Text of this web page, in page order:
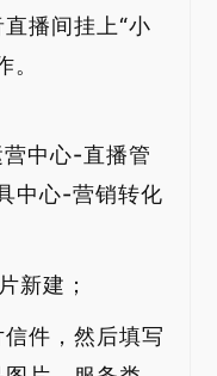
播间挂上“小
。
中心-直播管
中心-营销转化
新建；
件，然后填写